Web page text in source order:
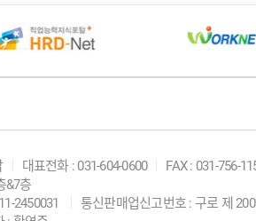
대표전화 : 031-604-0600 FAX : 031-756-
&7층
2450031
통신판매업신고번호 : 구로 제